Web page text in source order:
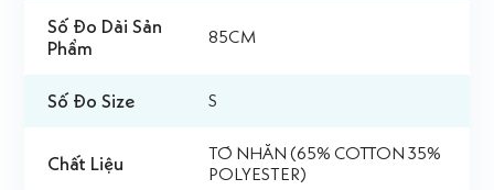
Số Đo Dài Sản
Phẩm
85CM
Số Đo Size S
Chất Liệu
TƠ NHĂN (65% COTTON 35%
POLYESTER)